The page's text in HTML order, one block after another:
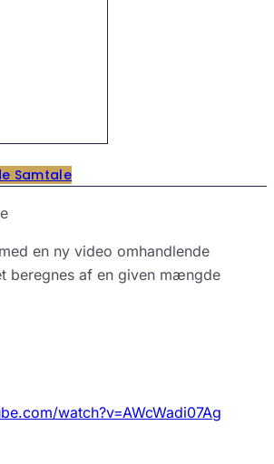
Samtale
en ny video omhandlende
beregnes af en given mængde
watch?v=AWcWadi07Ag